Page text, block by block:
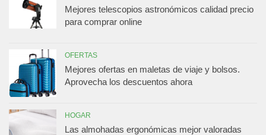
Mejores telescopios astronómicos calidad precio
para comprar online
OFERTAS
Mejores ofertas en maletas de viaje y bolsos.
Aprovecha los descuentos ahora
HOGAR
Las almohadas ergonómicas mejor valoradas